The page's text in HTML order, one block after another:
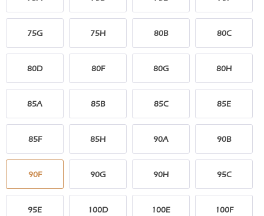
75G 75H 80B 80C
80D 80F 80G 80H
85A 85B 85C 85E
85F 85H 90A 90B
90F 90G 90H 95C
95E 100D 100E 100F